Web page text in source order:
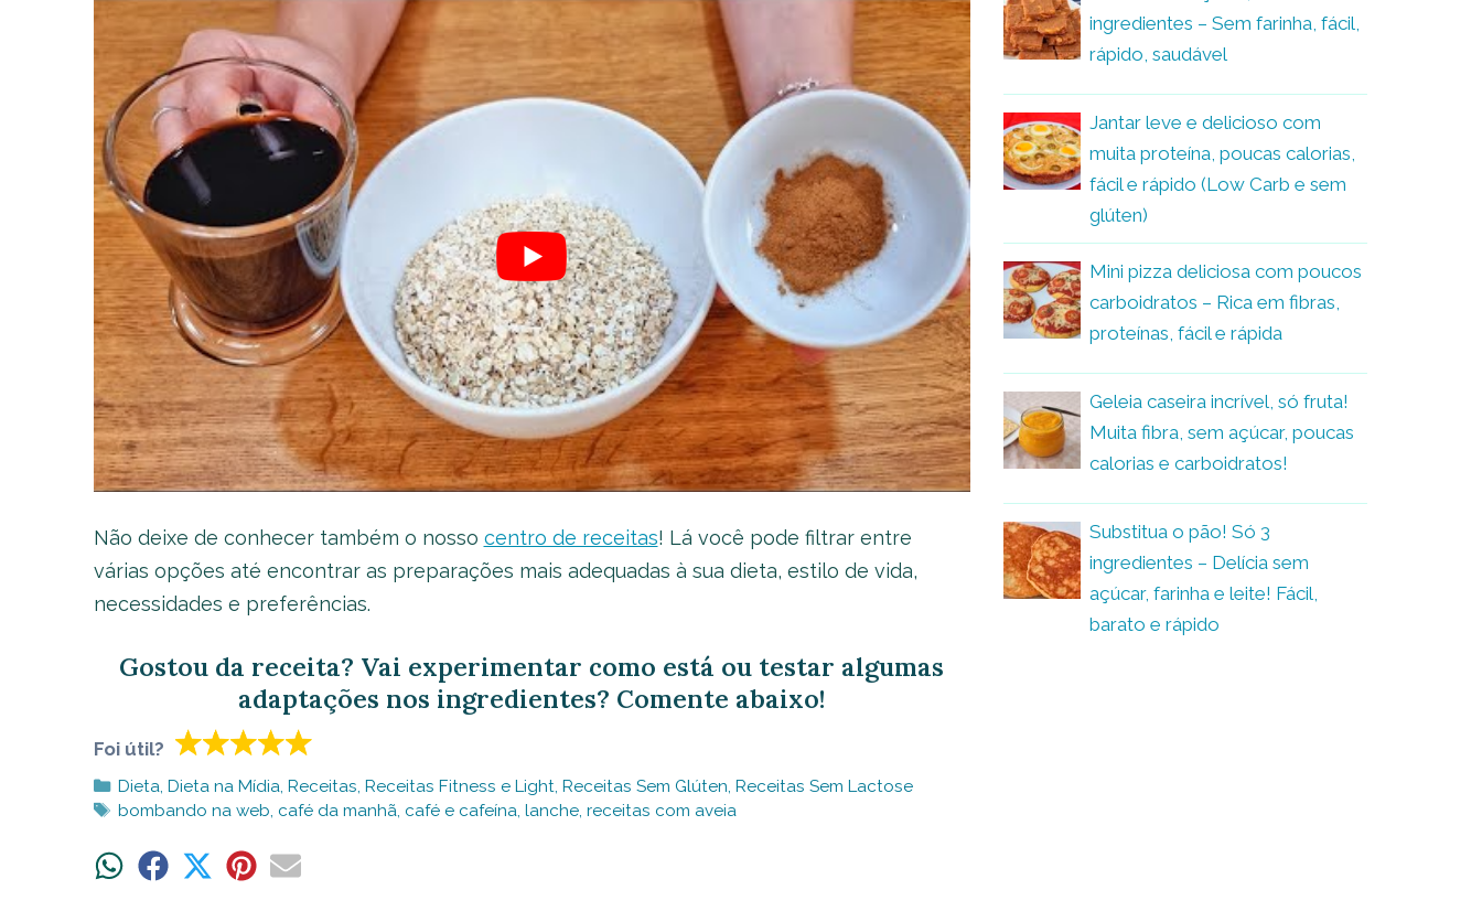
Não deixe de conhecer também o nosso centro de receitas! Lá você pode filtrar entre
várias opções até encontrar as preparações mais adequadas à sua dieta, estilo de vida,
necessidades e preferências.
Gostou da receita? Vai experimentar como está ou testar algumas
adaptações nos ingredientes? Comente abaixo!
Foi útil?
Categorias
Dieta, Dieta na Mídia, Receitas, Receitas Fitness e Light, Receitas Sem Glúten, Receitas Sem Lactose
Tags
bombando na web, café da manhã, café e cafeína, lanche, receitas com aveia
ShareShare ShareShareShare
ingredientes – Sem farinha, fácil,
rápido, saudável
Jantar leve e delicioso com
muita proteína, poucas calorias,
fácil e rápido (Low Carb e sem
glúten)
Mini pizza deliciosa com poucos
carboidratos – Rica em fibras,
proteínas, fácil e rápida
Geleia caseira incrível, só fruta!
Muita fibra, sem açúcar, poucas
calorias e carboidratos!
Substitua o pão! Só 3
ingredientes – Delícia sem
açúcar, farinha e leite! Fácil,
barato e rápido